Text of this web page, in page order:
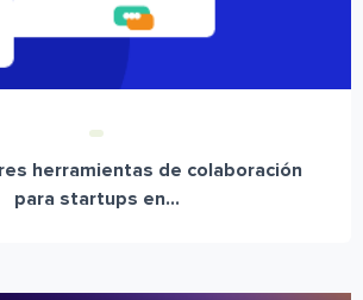
herramientas de colaboración
para startups en...